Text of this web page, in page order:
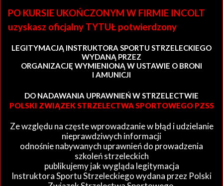
PO KURSIE UKOŃCZONYM W FIRMIE INCOLT
uzyskasz oficjalny TYTUŁ potwierdzony
LEGITYMACJĄ INSTRUKTORA SPORTU STRZELECKIEGO
WYDANĄ PRZEZ
ORGANIZACJĘ WYMIENIONĄ W USTAWIE O BRONI
I AMUNICJI
DO NADAWANIA UPRAWNIEŃ W STRZELECTWIE
POLSKI ZWIĄZEK STRZELECTWA SPORTOWEGO PZSS
Ze względu na częste wprowadzanie w błąd i udzielanie
nieprawdziwych informacji
odnośnie nabywanych uprawnień do prowadzenia
szkoleń strzeleckich
publikujemy jak wygląda legitymacja
Instruktora Sportu Strzeleckiego wydana przez Polski